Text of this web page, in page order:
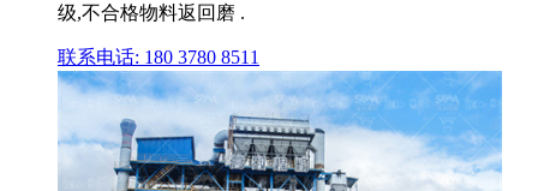
级,不合格物料返回磨 .
联系电话: 180 3780 8511